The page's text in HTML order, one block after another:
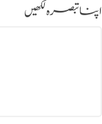
اپنا تبصرہ لکھیں